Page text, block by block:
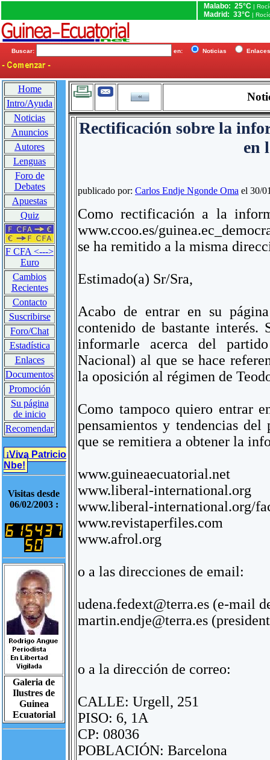
Malabo: 25°C |
Madrid: 33°C |
Buscar: en: Noticias
Home
Intro/Ayuda
Noticias
Anuncios
Autores
Lenguas
Foro de
Debates
Apuestas
Quiz
F CFA <--->
Euro
Cambios
Recientes
Contacto
Suscribirse
Foro/Chat
Estadística
Enlaces
Documentos
Promoción
Su página
de inicio
Recomendar
¡Viva Patricio
Nbe!
Visitas desde
06/02/2003 :
Galeria de
Ilustres de
Guinea
Ecuatorial
Rectificación sobre la
en
publicado por: Carlos Endje Ngonde Oma el 30/
Como rectificación a la
www.ccoo.es/
se ha remitido a la misma
Estimado(a) Sr/Sra,
Acabo de entrar en su
contenido de bastante
informarle acerca del
Nacional) al que se hace
la oposición al régimen de
Como tampoco quiero entrar
pensamientos y tendencias
que se remitiera a obtener la
www.guineaecuatorial.net
www.liberal-international.org
www.liberal-international.org/
www.revistaperfiles.com
www.afrol.org
o a las direcciones de email:
udena.fedext@terra.es (e-mail
martin.endje@terra.es
o a la dirección de correo:
CALLE: Urgell, 251
PISO: 6, 1A
CP: 08036
POBLACIÓN: Barcelona